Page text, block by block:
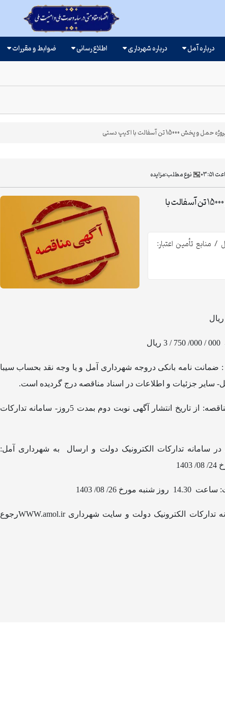
درباره آمل درباره شهرداری اطلاع رسانی ضوابط و مقررات
تن آسفالت با اکیپ دستی
نوع مطلب:مزایده
آگهی مناقصه : پروژه حمل و پخش 15000 تن آسفالت با
منابع تأمین اعتبار:
نامه بانکی دروجه شهرداری آمل و یا وجه نقد بحساب سیبا
- مهلت و محل دریافت اسناد مناقصه: از تاریخ انتشار آگهی نوبت دوم بمدت 5روز- سامانه تدارکات
در سامانه تدارکات الکترونیک دولت و ارسال به شهرداری آمل:
26/ 08/ 1403
تدارکات الکترونیک دولت و سایت شهرداریWWW.amol.irرجوع